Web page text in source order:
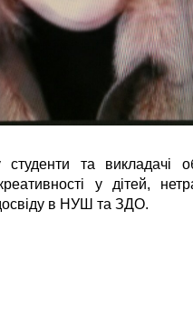
та викладачі
у дітей,
в НУШ та ЗДО.